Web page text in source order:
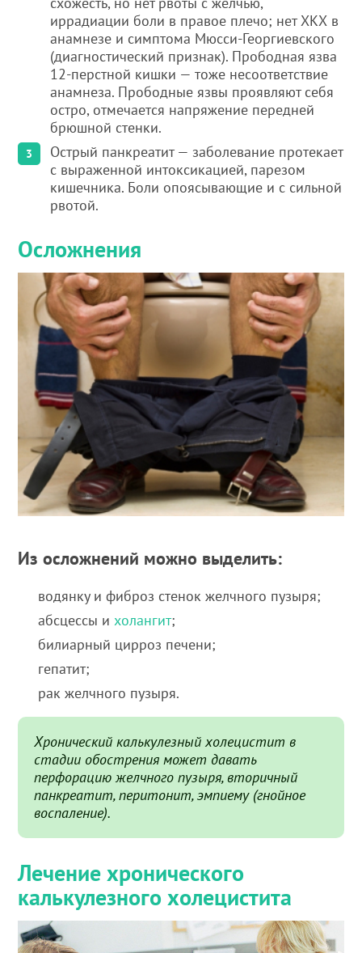
иррадиации боли в правое плечо; нет ХКХ в
анамнезе и симптома Мюсси-Георгиевского
(диагностический признак). Прободная язва
12-перстной кишки — тоже несоответствие
анамнеза. Прободные язвы проявляют себя
остро, отмечается напряжение передней
брюшной стенки.
Острый панкреатит — заболевание протекает
с выраженной интоксикацией, парезом
кишечника. Боли опоясывающие и с сильной
рвотой.
Осложнения
Из осложнений можно выделить:
водянку и фиброз стенок желчного пузыря;
абсцессы ихолангит;
билиарный цирроз печени;
гепатит;
рак желчного пузыря.
Хронический калькулезный холецистит в
стадии обострения может давать
перфорацию желчного пузыря, вторичный
панкреатит, перитонит, эмпиему (гнойное
воспаление).
Лечение хронического
калькулезного холецистита